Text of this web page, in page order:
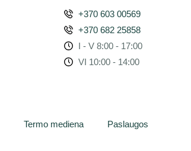
+370 603 00569
+370 682 25858
I - V 8:00 - 17:00
VI 10:00 - 14:00
Termo mediena Paslaugos